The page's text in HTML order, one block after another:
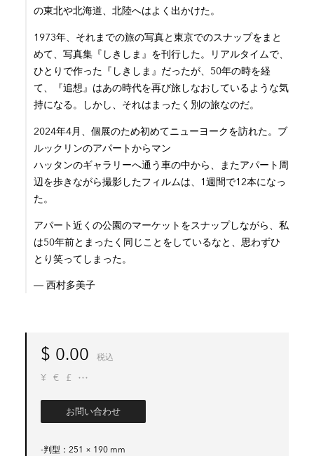
の東北や北海道、北陸へはよく出かけた。
1973年、それまでの旅の写真と東京でのスナップをまと
めて、写真集『しきしま』を刊行した。リアルタイムで、
ひとりで作った『しきしま』だったが、50年の時を経
て、『追想』はあの時代を再び旅しなおしているような気
持になる。しかし、それはまったく別の旅なのだ。
2024年4月、個展のため初めてニューヨークを訪れた。ブ
ルックリンのアパートからマン
ハッタンのギャラリーへ通う車の中から、またアパート周
辺を歩きながら撮影したフィルムは、1週間で12本になっ
た。
アパート近くの公園のマーケットをスナップしながら、私
は50年前とまったく同じことをしているなと、思わずひ
とり笑ってしまった。
― 西村多美子
$ 0.00 税込
¥ € £
お問い合わせ
-判型 251 × 190 mm